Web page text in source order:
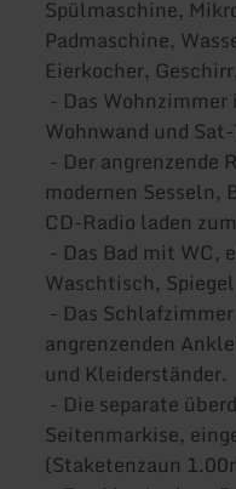
Spülmaschine,
Padmaschine,
Eierkocher,
- Das
Wohnwand und
- Der angrenzende
modernen
CD-Radio laden
- Das Bad mit WC,
Waschtisch,
- Das
angrenzenden
und Kleiderständer.
- Die separate
Seitenmarkise,
(Staketenzaun